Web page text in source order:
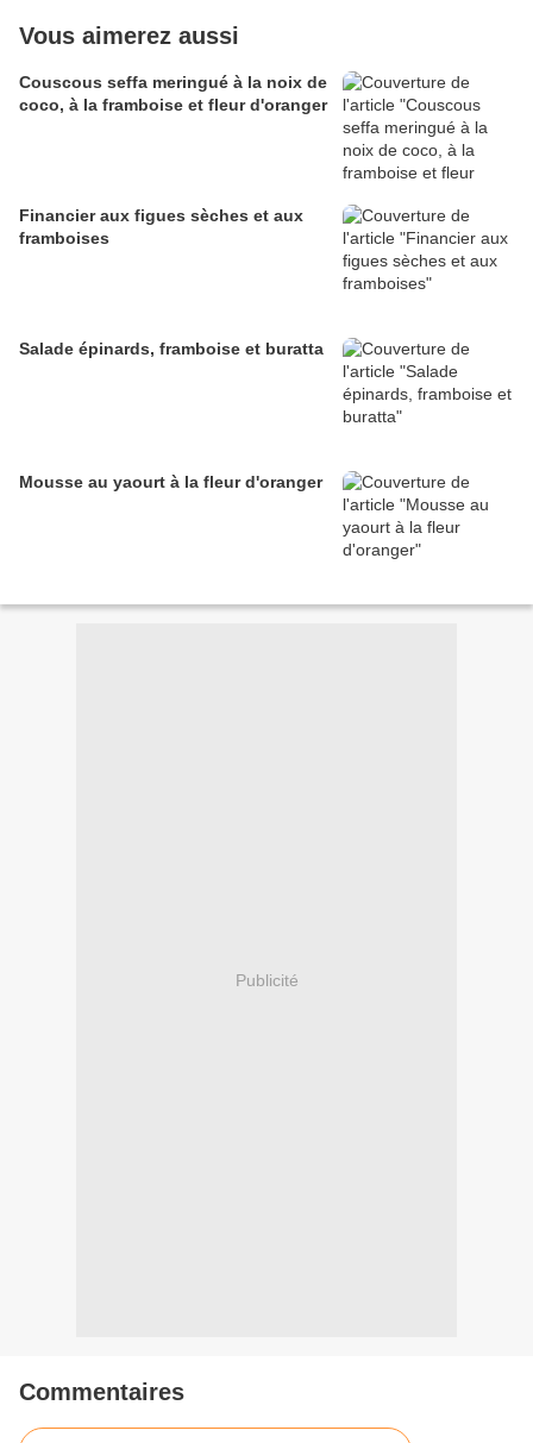
Vous aimerez aussi
Couscous seffa meringué à la noix de
coco, à la framboise et fleur d'oranger
Financier aux figues sèches et aux
framboises
Salade épinards, framboise et buratta
Mousse au yaourt à la fleur d'oranger
Publicité
Commentaires